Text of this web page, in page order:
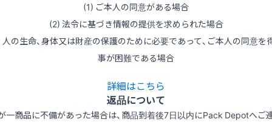
(1) ご本人の同意がある場合
(2) 法令に基づき情報の提供を求められた場合
の生命、身体又は財産の保護のために必要であって、ご本人の同意を
事が困難である場合
詳細はこちら
返品について
一商品に不備があった場合は、商品到着後7日以内にPack Depotへご